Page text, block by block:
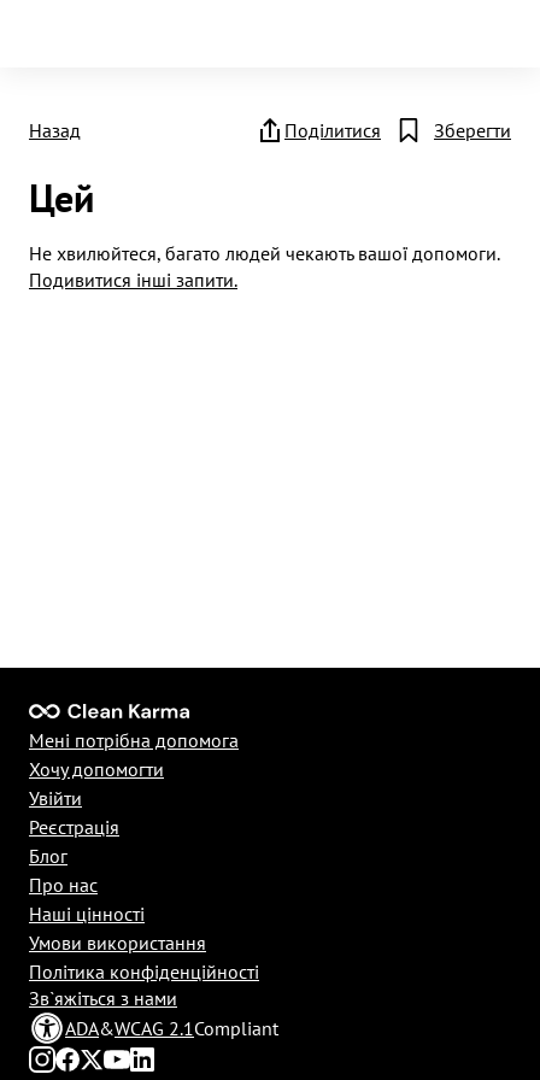
Назад Поділитися Зберегти
Цей
Не хвилюйтеся, багато людей чекають вашої допомоги.
Подивитися інші запити.
ADA&WCAG 2.1Compliant
Мені потрібна допомога
Хочу допомогти
Увійти
Реєстрація
Блог
Про нас
Наші цінності
Умови використання
Політика конфіденційності
Зв`яжіться з нами